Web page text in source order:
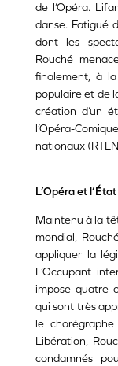
de l’Opéra.
danse. Fatigué
dont les
Rouché
finalement, à
populaire et de
création d’un
l’Opéra-
nationaux
L’Opéra et
Maintenu à la
mondial,
appliquer la
L’Occupant
impose quatre
qui sont très
le
Libération,
condamnés